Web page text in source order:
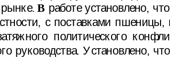
В работе установлено,
с поставками пшеницы,
политического
руководства. Установлено,